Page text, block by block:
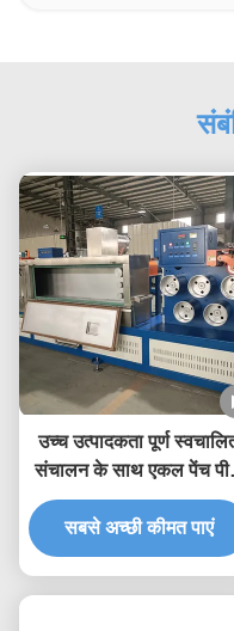
उच्च उत्पादकता पूर्ण
संचालन के साथ एकल पेंच
स्ट्रैप बनाने की मशीन 5-19
मिमी स्ट्रैप चौड़ाई के लिए
सबसे अच्छी कीमत पाएं